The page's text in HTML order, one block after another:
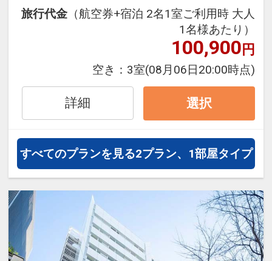
にも最適！
旅行期間中の1泊だけの宿泊や延
泊・飛び泊なども自由自在です。
JALマイレージ会員の方にはフライ
トマイルが50%貯まります。
旅行代金 （航空券+宿泊 2名1室ご利用時 大人
1名様あたり）
100,900円
空き： 3室(08月06日20:00時点)
詳細 選択
すべてのプランを見る2プラン、1部屋タイプ